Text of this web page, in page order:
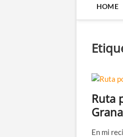
HOME
Ruta
En mi